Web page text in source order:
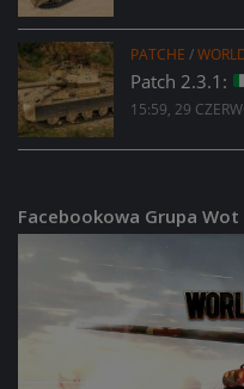
PATCHE /
Patch 2.3.1:
15:59, 29
Facebookowa Grupa Wot